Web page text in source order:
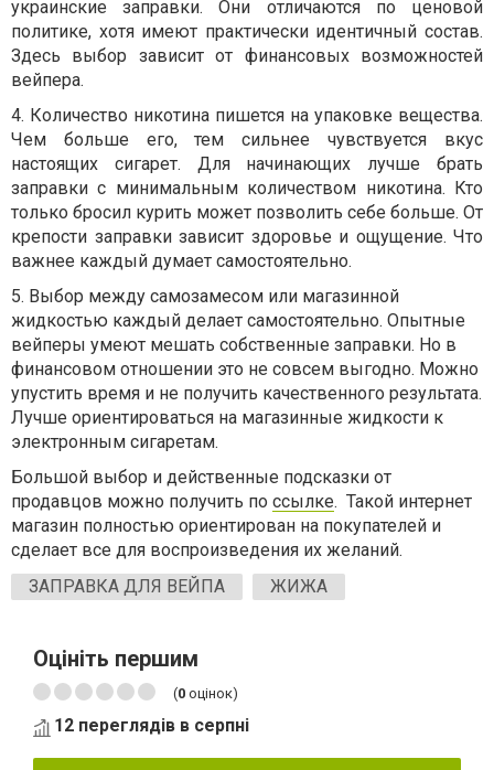
украинские заправки. Они отличаются по ценовой
политике, хотя имеют практически идентичный состав.
Здесь выбор зависит от финансовых возможностей
вейпера.
4. Количество никотина пишется на упаковке вещества.
Чем больше его, тем сильнее чувствуется вкус
настоящих сигарет. Для начинающих лучше брать
заправки с минимальным количеством никотина. Кто
только бросил курить может позволить себе больше. От
крепости заправки зависит здоровье и ощущение. Что
важнее каждый думает самостоятельно.
5. Выбор между самозамесом или магазинной
жидкостью каждый делает самостоятельно. Опытные
вейперы умеют мешать собственные заправки. Но в
финансовом отношении это не совсем выгодно. Можно
упустить время и не получить качественного результата.
Лучше ориентироваться на магазинные жидкости к
электронным сигаретам.
Большой выбор и действенные подсказки от
продавцов можно получить по ссылке. Такой интернет
магазин полностью ориентирован на покупателей и
сделает все для воспроизведения их желаний.
ЗАПРАВКА ДЛЯ ВЕЙПА
ЖИЖА
Оцініть першим
(0 оцінок)
12 переглядів в серпні